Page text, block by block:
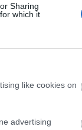
Sharing
which it
like cookies on
advertising
har
trening,
hadde
bror og
over i